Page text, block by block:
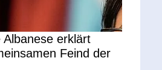
erklärt
Feind der